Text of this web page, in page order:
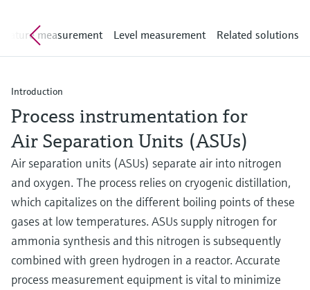
Device Viewer
Find product-specific information and
documentation
Spare parts finder
Find spare parts by product root, order code,
or serial number
Comprar tudo
Tecnologia Memosens
Comprar tudo
decisõesmeasurement Level measurement Related solutions
Introduction
Process instrumentation for
Air Separation Units (ASUs)
Air separation units (ASUs) separate air into nitrogen
and oxygen. The process relies on cryogenic distillation,
which capitalizes on the different boiling points of these
gases at low temperatures. ASUs supply nitrogen for
ammonia synthesis and this nitrogen is subsequently
combined with green hydrogen in a reactor. Accurate
process measurement equipment is vital to minimize